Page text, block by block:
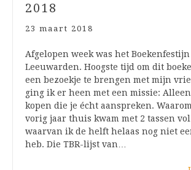
2018
23 maart 2018
Afgelopen week was het
Leeuwarden. Hoogste tijd om dit
een bezoekje te brengen met mijn
ging ik er heen met een missie:
kopen die je écht aanspreken.
vorig jaar thuis kwam met 2 tassen
waarvan ik de helft helaas nog niet
heb. Die TBR-lijst van…